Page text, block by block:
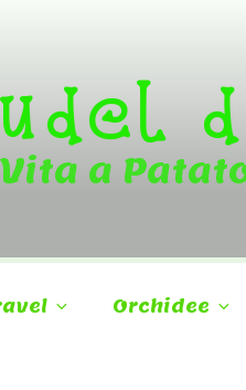
Vita a
Orchidee